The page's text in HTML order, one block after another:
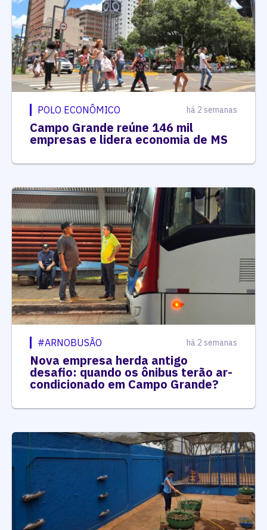
POLO ECONÔMICO há 2 semanas
Campo Grande reúne 146 mil
empresas e lidera economia de MS
#ARNOBUSÃO há 2 semanas
Nova empresa herda antigo
desafio: quando os ônibus terão ar-
condicionado em Campo Grande?